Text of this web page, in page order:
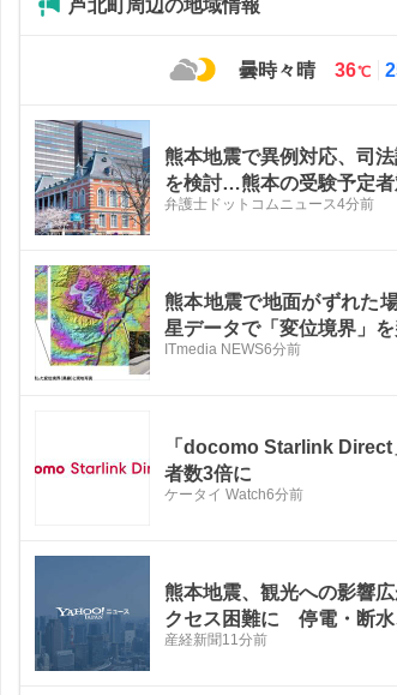
芦北町周辺の地域情報
曇時々晴
最
36℃
熊本地震で異例対応、司
を検討…熊本の受験予定者
弁護士ドットコムニュース4分前
熊本地震で地面がずれた
星データで「変位境界」
ITmedia NEWS6分前
「docomo Starlink
者数3倍に
ケータイ Watch6分前
熊本地震、観光への影響
クセス困難に 停電・断水
産経新聞11分前